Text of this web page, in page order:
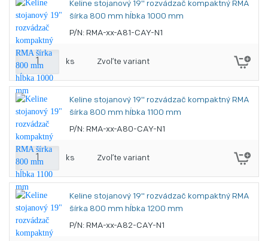
Keline stojanový 19" rozvádzač kompaktný RMA
šírka 800 mm hĺbka 1000 mm
P/N: RMA-xx-A81-CAY-N1
ks Zvoľte variant
Keline stojanový 19" rozvádzač kompaktný RMA
šírka 800 mm hĺbka 1100 mm
P/N: RMA-xx-A80-CAY-N1
ks Zvoľte variant
Keline stojanový 19" rozvádzač kompaktný RMA
šírka 800 mm hĺbka 1200 mm
P/N: RMA-xx-A82-CAY-N1